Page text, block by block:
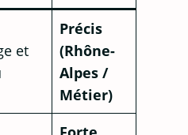
et
Précis
(Rhône-
Alpes /
Métier)